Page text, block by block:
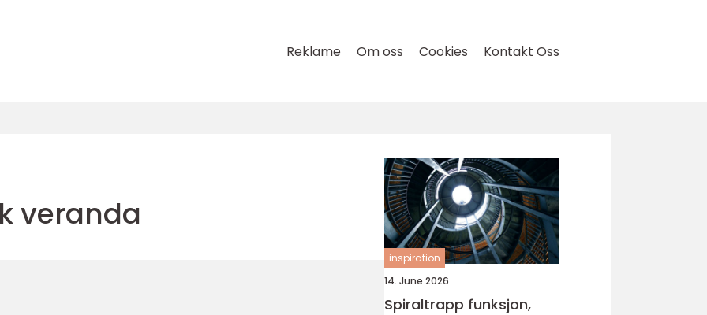
Reklame Om oss Cookies Kontakt Oss
veranda
inspiration
14. June 2026
Spiraltrapp funksjon,